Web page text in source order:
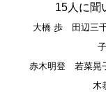
15人に聞
大橋 歩 田辺三
赤木明登 若菜
木